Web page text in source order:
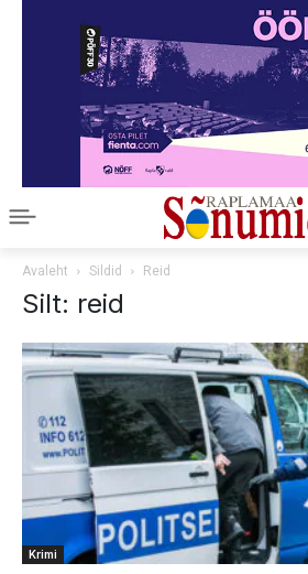
Avaleht Sildid Reid
Silt: reid
Krimi